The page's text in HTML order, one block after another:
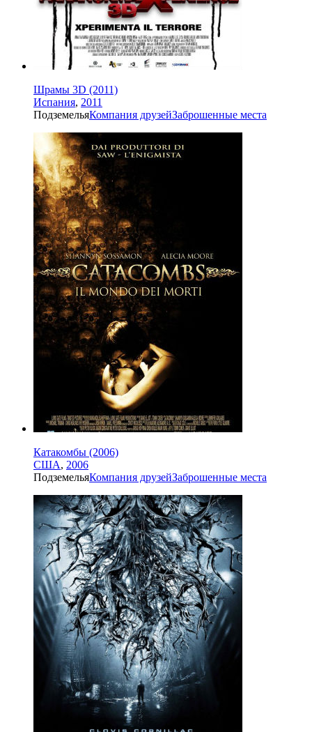
Шрамы 3D (2011)
Испания, 2011
ПодземельяКомпания друзейЗаброшенные места
Катакомбы (2006)
США, 2006
ПодземельяКомпания друзейЗаброшенные места